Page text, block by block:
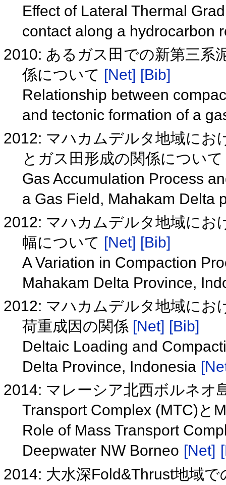
Effect of Lateral Thermal
contact along a hydrocarbon
2010: あるガス田での新第三系
係について [Net] [Bib]
Relationship between
and tectonic formation of a
2012: マハカムデルタ地域にお
とガス田形成の関係につい
Gas Accumulation Process
a Gas Field, Mahakam Delta
2012: マハカムデルタ地域にお
幅について [Net] [Bib]
A Variation in Compaction
Mahakam Delta Province,
2012: マハカムデルタ地域にお
荷重成因の関係 [Net] [Bib]
Deltaic Loading and
Delta Province, Indonesia
2014: マレーシア北西ボルネオ
Transport Complex (MTC)と
Role of Mass Transport
Deepwater NW Borneo [Net]
2014: 大水深Fold&Thrust地域